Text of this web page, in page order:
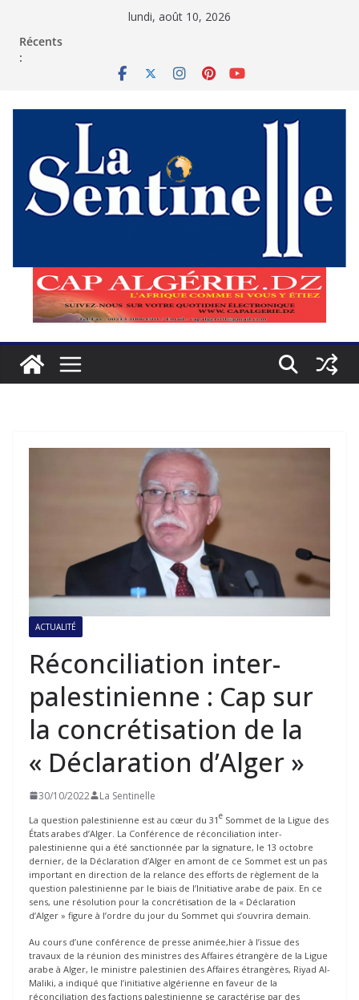
lundi, août 10, 2026
Récents
:
ACTUALITÉ
Réconciliation inter-
palestinienne : Cap sur
la concrétisation de la
« Déclaration d’Alger »
30/10/2022 La Sentinelle
La question palestinienne est au cœur du 31e Sommet de la Ligue des
États arabes d’Alger. La Conférence de réconciliation inter-
palestinienne qui a été sanctionnée par la signature, le 13 octobre
dernier, de la Déclaration d’Alger en amont de ce Sommet est un pas
important en direction de la relance des efforts de règlement de la
question palestinienne par le biais de l’Initiative arabe de paix. En ce
sens, une résolution pour la concrétisation de la « Déclaration
d’Alger » figure à l’ordre du jour du Sommet qui s’ouvrira demain.
Au cours d’une conférence de presse animée,hier à l’issue des
travaux de la réunion des ministres des Affaires étrangère de la Ligue
arabe à Alger, le ministre palestinien des Affaires étrangères, Riyad Al-
Maliki, a indiqué que l’initiative algérienne en faveur de la
réconciliation des factions palestinienne se caractérise par des